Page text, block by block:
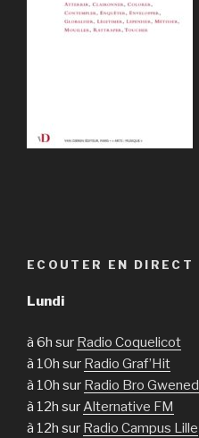
ECOUTER EN DIRECT
Lundi
à 6h sur Radio Coquelicot
à 10h sur Radio Graf’Hit
à 10h sur Radio Bro Gwened
à 12h surAlternative FM
à 12h sur Radio Campus Lille